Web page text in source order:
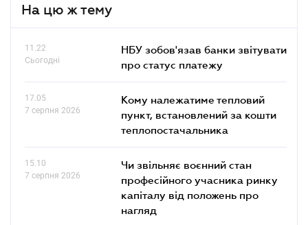
На цю ж тему
11.22
Сьогодні
НБУ зобов'язав банки звітувати
про статус платежу
17.05
7 серпня 2026
Кому належатиме тепловий
пункт, встановлений за кошти
теплопостачальника
15.10
7 серпня 2026
Чи звільняє воєнний стан
професійного учасника ринку
капіталу від положень про
нагляд